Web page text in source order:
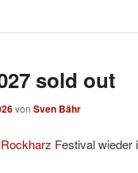
sold out
von Sven Bähr
Rockharz Festival wieder